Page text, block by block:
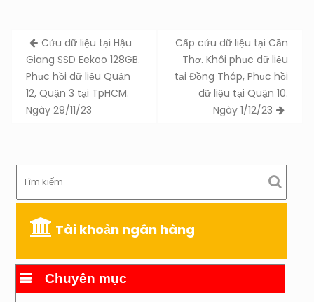
Post
navigation
Cứu dữ liệu tại Hậu
Giang SSD Eekoo 128GB.
Phục hồi dữ liệu Quận
12, Quận 3 tại TpHCM.
Ngày 29/11/23
Cấp cứu dữ liệu tại Cần
Thơ. Khôi phục dữ liệu
tại Đồng Tháp, Phục hồi
dữ liệu tại Quận 10.
Ngày 1/12/23
Tài khoản ngân hàng
Chuyên mục